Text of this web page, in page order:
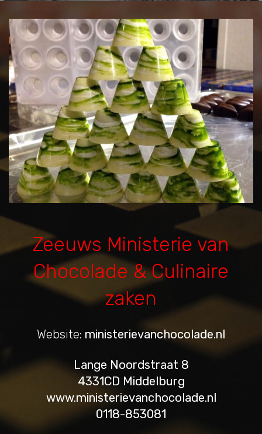
Zeeuws Ministerie van
Chocolade & Culinaire
zaken
Website: ministerievanchocolade.nl
Lange Noordstraat 8
4331CD Middelburg
www.ministerievanchocolade.nl
0118-853081